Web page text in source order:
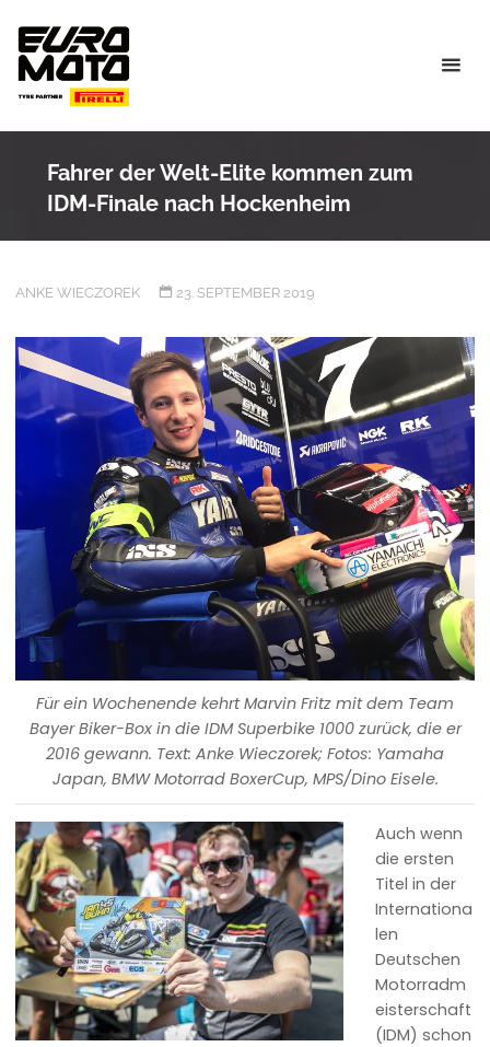
content
Fahrer der Welt-Elite kommen zum
IDM-Finale nach Hockenheim
ANKE WIECZOREK 23. SEPTEMBER 2019
Für ein Wochenende kehrt Marvin Fritz mit dem Team
Bayer Biker-Box in die IDM Superbike 1000 zurück, die er
2016 gewann. Text: Anke Wieczorek; Fotos: Yamaha
Japan, BMW Motorrad BoxerCup, MPS/Dino Eisele.
Auch wenn
die ersten
Titel in der
Internationa
len
Deutschen
Motorradm
eisterschaft
(IDM) schon